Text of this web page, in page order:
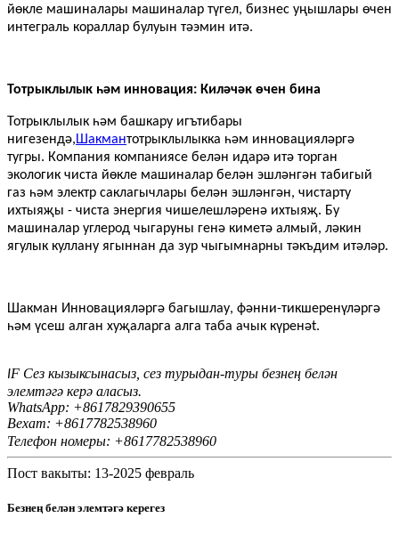
йөкле машиналары машиналар түгел, бизнес уңышлары өчен
интеграль кораллар булуын тәэмин итә.
Тотрыклылык һәм инновация: Киләчәк өчен бина
Тотрыклылык һәм башкару игътибары
нигезендә,Шакмантотрыклылыкка һәм инновацияләргә
тугры. Компания компаниясе белән идарә итә торган
экологик чиста йөкле машиналар белән эшләнгән табигый
газ һәм электр саклагычлары белән эшләнгән, чистарту
ихтыяҗы - чиста энергия чишелешләренә ихтыяҗ. Бу
машиналар углерод чыгаруны генә киметә алмый, ләкин
ягулык куллану ягыннан да зур чыгымнарны тәкъдим итәләр.
Шакман Инновацияләргә багышлау, фәнни-тикшеренүләргә
һәм үсеш алган хуҗаларга алга таба ачык күренәt.
IF Сез кызыксынасыз, сез турыдан-туры безнең белән
элемтәгә керә аласыз.
WhatsApp: +8617829390655
Вехат: +8617782538960
Телефон номеры: +8617782538960
Пост вакыты: 13-2025 февраль
Безнең белән элемтәгә керегез